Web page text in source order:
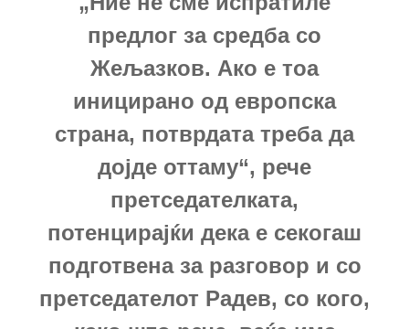
предлог за средба со
Жељазков. Ако е тоа
иницирано од европска
страна, потврдата треба да
дојде оттаму“, рече
претседателката,
потенцирајќи дека е секогаш
подготвена за разговор и со
претседателот Радев, со кого,